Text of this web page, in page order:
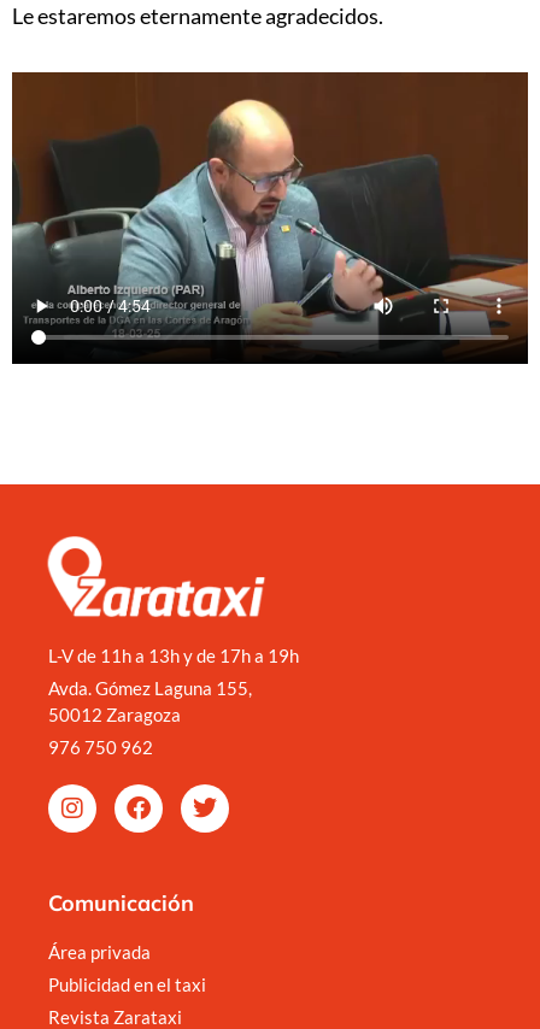
Le estaremos eternamente agradecidos.
L-V de 11h a 13h y de 17h a 19h
Avda. Gómez Laguna 155,
50012 Zaragoza
976 750 962
Comunicación
Área privada
Publicidad en el taxi
Revista Zarataxi